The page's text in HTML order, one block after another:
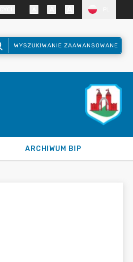
WYSZUKIWANIE ZAAWANSOWANE
ARCHIWUM BIP